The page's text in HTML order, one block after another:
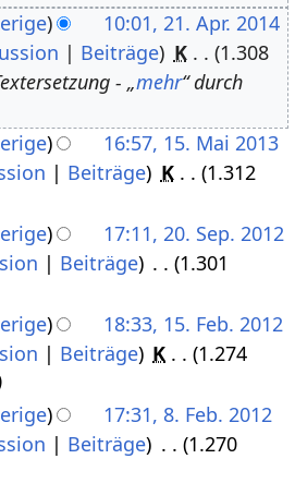
10:01, 21. Apr. 2014
Beiträge K
1.308
- „mehr“ durch
16:57, 15. Mai 2013
Beiträge K
1.312
17:11, 20. Sep. 2012
Beiträge
1.301
18:33, 15. Feb. 2012
Beiträge K
1.274
17:31, 8. Feb. 2012
Beiträge
1.270